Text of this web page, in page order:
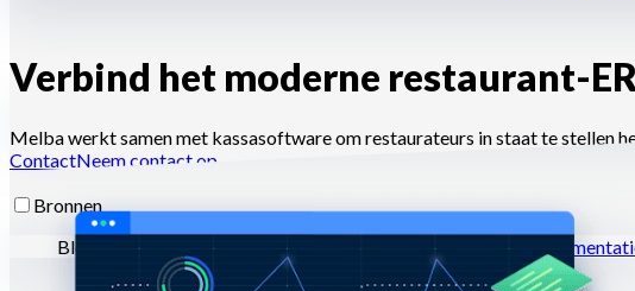
Voor wie?
Bronnen
Blog
Helpcentrum Nieuwsbrieven API-documentatie MCP-
Verbind het moderne restaurant-
Melba werkt samen met kassasoftware om restaurateurs in staat te stellen
ContactNeem contact op